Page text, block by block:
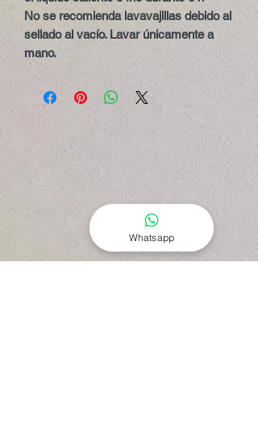
No se recomienda lavavajillas debido al
sellado al vacío. Lavar únicamente a
mano.
Whatsapp